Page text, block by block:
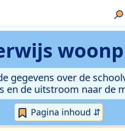
gegevens over de
en de uitstroom naar de
Pagina inhoud ⇵